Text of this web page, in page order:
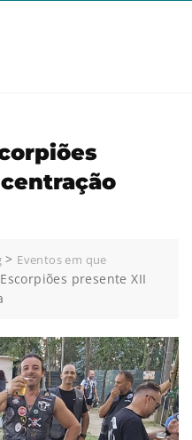
> Eventos em que
presente XII